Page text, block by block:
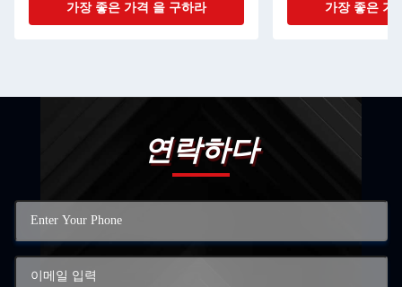
가장 좋은 가격 을 구하라 가장 좋은 가
연락하다